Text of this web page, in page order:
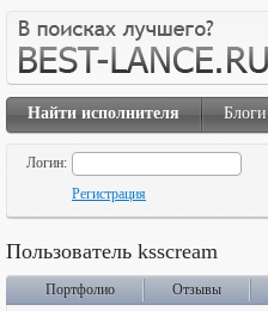
Найти исполнителя Блоги
Логин:
Регистрация
Пользователь ksscream
Портфолио Отзывы